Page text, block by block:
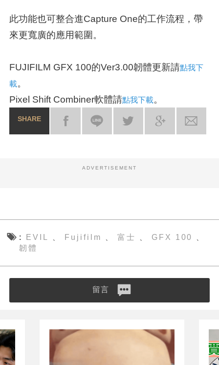
此功能也可整合進Capture One的工作流程，帶
來更寬廣的應用範圍。
FUJIFILM GFX 100的Ver3.00韌體更新請點我下
載。
Pixel Shift Combiner軟體請點我下載。
SHARE
ADVERTISEMENT
EVIL Fujifilm 富士 GFX 100
韌體
留言